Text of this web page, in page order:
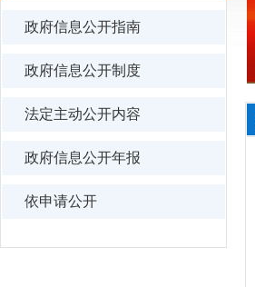
政府信息公开指南
政府信息公开制度
法定主动公开内容
政府信息公开年报
依申请公开